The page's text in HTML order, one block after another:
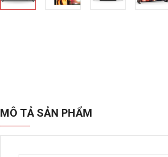
MÔ TẢ SẢN PHẨM